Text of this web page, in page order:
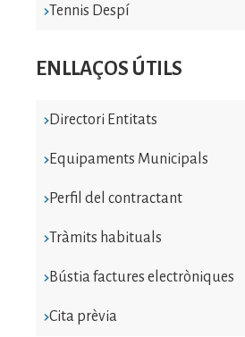
Tennis Despí
ENLLAÇOS ÚTILS
Directori Entitats
Equipaments Municipals
Perfil del contractant
Tràmits habituals
Bústia factures electròniques
Cita prèvia